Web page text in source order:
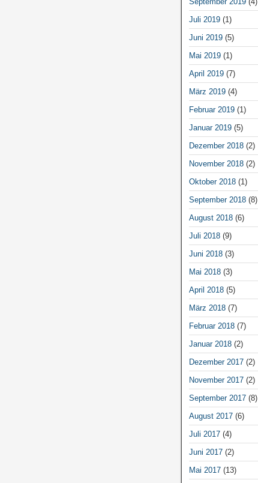
Juli 2019(1)
Juni 2019(5)
Mai 2019(1)
April 2019(7)
März 2019(4)
Februar 2019(1)
Januar 2019(5)
Dezember 2018(2)
November 2018(2)
Oktober 2018(1)
September 2018(8)
August 2018(6)
Juli 2018(9)
Juni 2018(3)
Mai 2018(3)
April 2018(5)
März 2018(7)
Februar 2018(7)
Januar 2018(2)
Dezember 2017(2)
November 2017(2)
September 2017(8)
August 2017(6)
Juli 2017(4)
Juni 2017(2)
Mai 2017(13)